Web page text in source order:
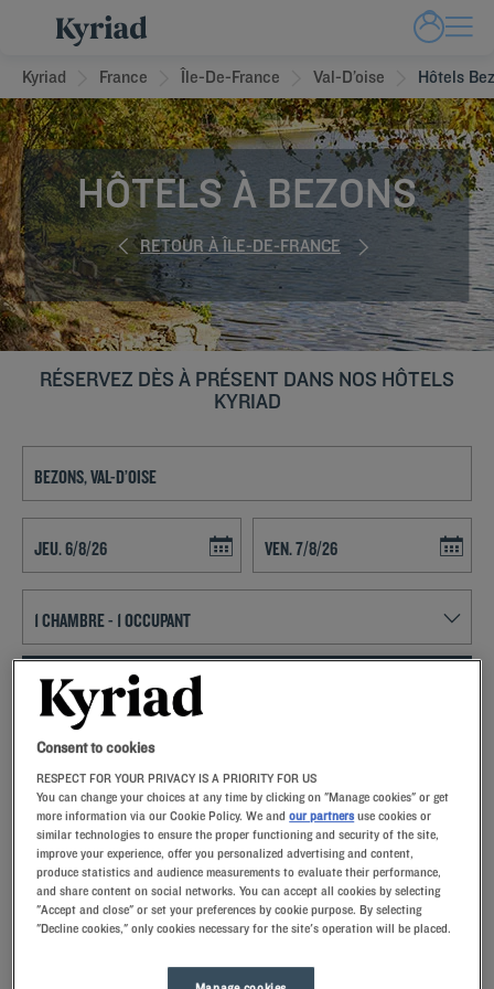
Kyriad France Île-De-France Val-D’oise Hôtels
HÔTELS À BEZONS
RETOUR À ÎLE-DE-FRANCE
RÉSERVEZ DÈS À PRÉSENT DANS NOS HÔTELS
KYRIAD
RECHERCHER
Ajouter un code
Choisir un établissement Kyriad pour un séjour près de Paris, c’est
bénéficier de tout le confort et les services offerts par un hôtel 3
étoiles. À Bezons, vous trouverez un parking sécurisé, une réception
ouverte 24h/24 ainsi qu’un restaurant proposant des plats de cuisine
française. Dans votre chambre, une télévision à écran plat et une
connexion gratuite au wifi vous attendront, ainsi qu’un lit confortable
qui vous permettra d’avoir un sommeil de qualité. Dans votre salle de
bain privative, un sèche-cheveux et des services seront mis à votre
la cheminée du lobby et sirotez un verre à notre bar.
Paris est une ville qui fait rêver et ce n’est pas pour rien. La capitale
regorge de monuments exceptionnels qui se parent de leurs plus
belles lumières la nuit, donnant à la ville un tout autre visage. Mais
Paris, cLire la suite
Consent to cookies
RESPECT FOR YOUR PRIVACY IS A PRIORITY FOR US
You can change your choices at any time by clicking on "Manage cookies" or get
more information via our Cookie Policy. We andour partners use cookies or
similar technologies to ensure the proper functioning and security of the site,
improve your experience, offer you personalized advertising and content,
produce statistics and audience measurements to evaluate their performance,
and share content on social networks. You can accept all cookies by selecting
"Accept and close" or set your preferences by cookie purpose. By selecting
"Decline cookies," only cookies necessary for the site's operation will be placed.